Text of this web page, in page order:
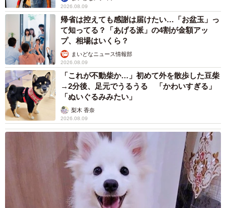
2026.08.09
帰省は控えても感謝は届けたい…「お盆玉」っ
て知ってる？「あげる派」の4割が金額アッ
プ、相場はいくら？
まいどなニュース情報部
2026.08.09
「これが不動柴か…」初めて外を散歩した豆柴
→2分後、足元でうるうる 「かわいすぎる」
「ぬいぐるみみたい」
梨木 香奈
2026.08.09